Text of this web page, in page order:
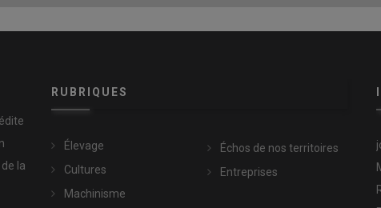
la
RUBRIQUES
Élevage
Cultures
Machinisme
Échos de nos territoires
Entreprises